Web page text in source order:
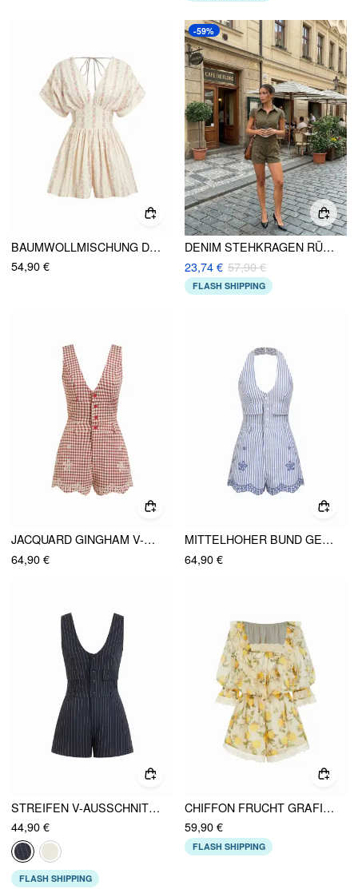
BAUMWOLLMISCHUNG DITSY FLORAL V-AUSSCHNITT DOLMAN ÄRMEL GEKRÄUSELTER STRAMPLER
54,90 €
-59%
DENIM STEHKRAGEN RÜSCHEN MID RISE ROMPER
23,74 € 57,90 €
FLASH SHIPPING
JACQUARD GINGHAM V-AUSSCHNITT BLUMENGESTICKTE MID RISE ROMPER
64,90 €
MITTELHOHER BUND GESTREIFTER BLUMENDRUCK HALTERAUSSCHNITT STRAMPLER
64,90 €
STREIFEN V-AUSSCHNITT KLAPPDETAIL MID RISE STRAMPLER
44,90 €
FLASH SHIPPING
CHIFFON FRUCHT GRAFIK QUADRATISCHER AUSSCHNITT LATERNENÄRMEL SPITZE STRAMPLER
59,90 €
FLASH SHIPPING